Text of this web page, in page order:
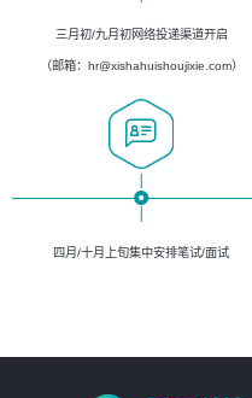
三月初/九月初网络投递渠道开启
（邮箱：hr@xishahuishoujixie.com）
四月/十月上旬集中安排笔试/面试